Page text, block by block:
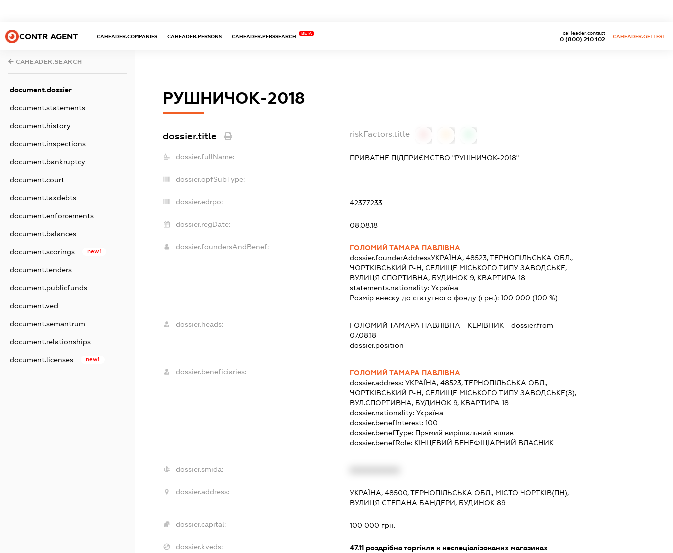
CONTR AGENT CAHEADER.COMPANIES CAHEADER.PERSONS CAHEADER.PERSSEARCH
BETA
0 (800) 210 102
caHeader.contact
CAHEADER.GETTEST
CAHEADER.SEARCH
document.dossier
document.statements
document.history
document.inspections
document.bankruptcy
document.court
document.taxdebts
document.enforcements
document.balances
document.scorings new!
document.tenders
document.publicfunds
document.ved
document.semantrum
document.relationships
document.licenses new!
РУШНИЧОК-2018
dossier.title riskFactors.title
dossier.fullName: ПРИВАТНЕ ПІДПРИЄМСТВО "РУШНИЧОК-2018"
dossier.opfSubType: -
dossier.edrpo: 42377233
dossier.regDate: 08.08.18
dossier.foundersAndBenef:
ГОЛОМИЙ ТАМАРА ПАВЛІВНА
dossier.founderAddressУКРАЇНА, 48523, ТЕРНОПІЛЬСЬКА ОБЛ.,
ЧОРТКІВСЬКИЙ Р-Н, СЕЛИЩЕ МІСЬКОГО ТИПУ ЗАВОДСЬКЕ,
ВУЛИЦЯ СПОРТИВНА, БУДИНОК 9, КВАРТИРА 18
statements.nationality: Україна
Розмір внеску до статутного фонду (грн.): 100 000 (100 %)
dossier.heads: ГОЛОМИЙ ТАМАРА ПАВЛІВНА - КЕРІВНИК - dossier.from
07.08.18
dossier.position -
dossier.beneficiaries:
ГОЛОМИЙ ТАМАРА ПАВЛІВНА
dossier.address: УКРАЇНА, 48523, ТЕРНОПІЛЬСЬКА ОБЛ.,
ЧОРТКІВСЬКИЙ Р-Н, СЕЛИЩЕ МІСЬКОГО ТИПУ ЗАВОДСЬКЕ(З),
ВУЛ.СПОРТИВНА, БУДИНОК 9, КВАРТИРА 18
dossier.nationality: Україна
dossier.benefInterest: 100
dossier.benefType: Прямий вирішальний вплив
dossier.benefRole: КІНЦЕВИЙ БЕНЕФІЦІАРНИЙ ВЛАСНИК
dossier.smida:
dossier.address:
УКРАЇНА, 48500, ТЕРНОПІЛЬСЬКА ОБЛ., МІСТО ЧОРТКІВ(ПН),
ВУЛИЦЯ СТЕПАНА БАНДЕРИ, БУДИНОК 89
dossier.capital: 100 000 грн.
dossier.kveds: 47.11роздрібна торгівля в неспеціалізованих магазинах